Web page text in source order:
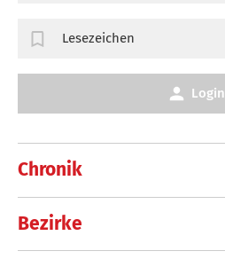
Chronik
Bezirke
Lesezeichen
Login